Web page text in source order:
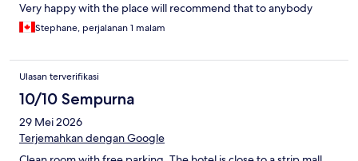
Very happy with the place will recommend that to anybody
Stephane, perjalanan 1 malam
Ulasan terverifikasi
10/10 Sempurna
29 Mei 2026
Terjemahkan dengan Google